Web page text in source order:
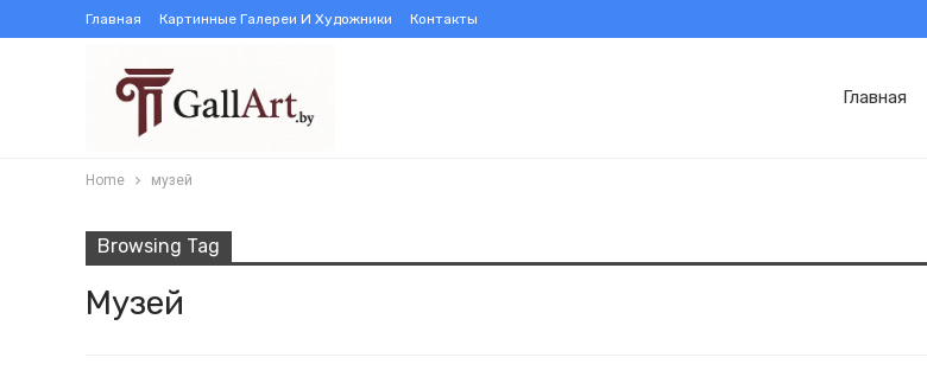
Главная Картинные Галереи И Художники Контакты
Главная
Home музей
Browsing Tag
Музей